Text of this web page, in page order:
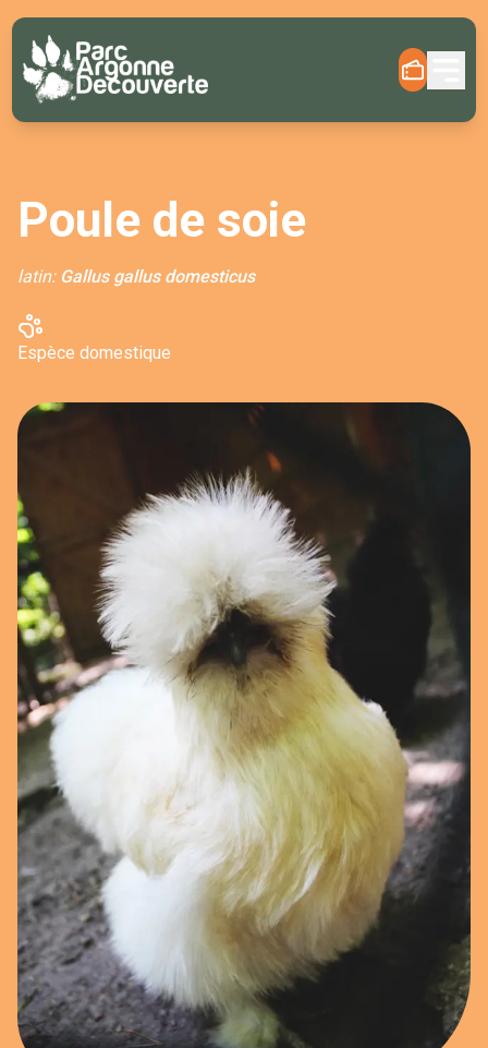
Poule de soie
latin: Gallus gallus domesticus
Espèce domestique